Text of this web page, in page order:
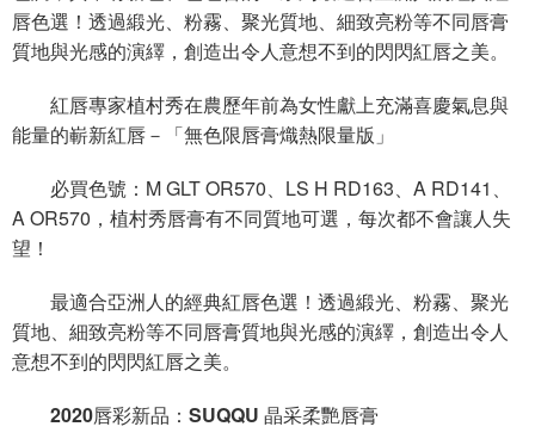
唇色選！透過緞光、粉霧、聚光質地、細致亮粉等不同唇膏
質地與光感的演繹，創造出令人意想不到的閃閃紅唇之美。
紅唇專家植村秀在農歷年前為女性獻上充滿喜慶氣息與
能量的嶄新紅唇－「無色限唇膏熾熱限量版」
必買色號：M GLT OR570、LS H RD163、A RD141、
A OR570，植村秀唇膏有不同質地可選，每次都不會讓人失
望！
最適合亞洲人的經典紅唇色選！透過緞光、粉霧、聚光
質地、細致亮粉等不同唇膏質地與光感的演繹，創造出令人
意想不到的閃閃紅唇之美。
2020唇彩新品：SUQQU 晶采柔艷唇膏